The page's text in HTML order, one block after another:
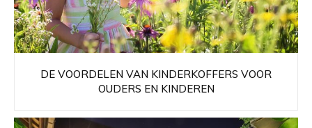
DE VOORDELEN VAN KINDERKOFFERS VOOR
OUDERS EN KINDEREN